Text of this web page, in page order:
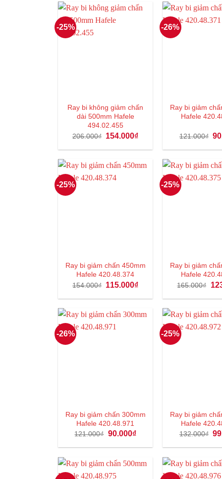
98.000₫.
-25%
Ray bi không giảm chấn
dài 500mm Hafele
494.02.455
206.000₫ Giá
là:
154.000₫Giá
tại
154.000₫.
-26%
Ray bi giảm
Hafele
121.000₫ Giá
là:
-25%
Ray bi giảm chấn 450mm
Hafele 420.48.374
154.000₫ Giá
là:
115.000₫Giá
tại
115.000₫.
-25%
Ray bi giảm
Hafele
165.000₫
Giá
là:
-26%
Ray bi giảm chấn 300mm
Hafele 420.48.971
121.000₫ Giá
là:
90.000₫Giá
tại
90.000₫.
-25%
Ray bi giảm
Hafele
132.000₫ Giá
là: